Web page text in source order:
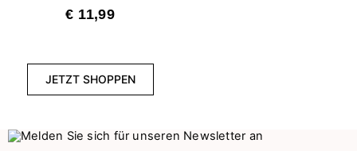
€ 11,99
JETZT SHOPPEN